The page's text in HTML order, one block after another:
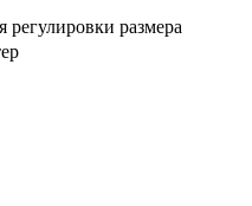
размера